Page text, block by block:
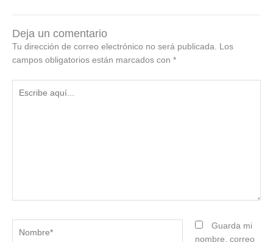
Deja un comentario
Tu dirección de correo electrónico no será publicada. Los
campos obligatorios están marcados con *
Guarda mi
nombre, correo